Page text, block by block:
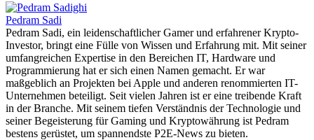
Pedram Sadi
Pedram Sadi, ein leidenschaftlicher Gamer und erfahrener Krypto-
Investor, bringt eine Fülle von Wissen und Erfahrung mit. Mit seiner
umfangreichen Expertise in den Bereichen IT, Hardware und
Programmierung hat er sich einen Namen gemacht. Er war
maßgeblich an Projekten bei Apple und anderen renommierten IT-
Unternehmen beteiligt. Seit vielen Jahren ist er eine treibende Kraft
in der Branche. Mit seinem tiefen Verständnis der Technologie und
seiner Begeisterung für Gaming und Kryptowährung ist Pedram
bestens gerüstet, um spannendste P2E-News zu bieten.